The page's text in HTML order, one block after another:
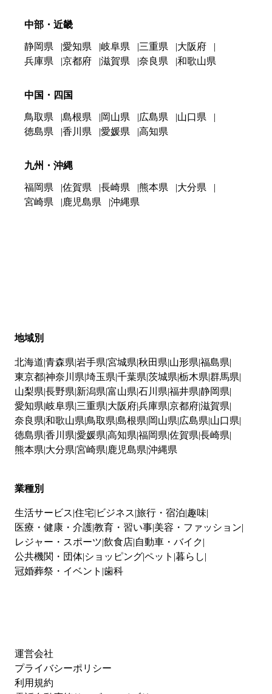
中部・近畿
静岡県 愛知県 岐阜県 三重県
大阪府
兵庫県
京都府 滋賀県 奈良県 和歌山県
中国・四国
鳥取県 島根県 岡山県 広島県
山口県
徳島県
香川県 愛媛県 高知県
九州・沖縄
福岡県 佐賀県 長崎県 熊本県
大分県
宮崎県
鹿児島県 沖縄県
地域別
北海道 青森県 岩手県 宮城県 秋田県 山形県 福島県
東京都神奈川県 埼玉県 千葉県 茨城県 栃木県 群馬県
山梨県 長野県 新潟県 富山県 石川県 福井県 静岡県
愛知県 岐阜県 三重県 大阪府兵庫県 京都府滋賀県
奈良県 和歌山県 鳥取県 島根県 岡山県 広島県 山口県
徳島県 香川県 愛媛県 高知県 福岡県 佐賀県 長崎県
熊本県 大分県 宮崎県 鹿児島県 沖縄県
業種別
生活サービス 住宅 ビジネス 旅行・宿泊 趣味
医療・健康・介護教育・習い事 美容・ファッション
レジャー・スポーツ 飲食店 自動車・バイク
公共機関・団体 ショッピングペット 暮らし
冠婚葬祭・イベント 歯科
運営会社
プライバシーポリシー
利用規約